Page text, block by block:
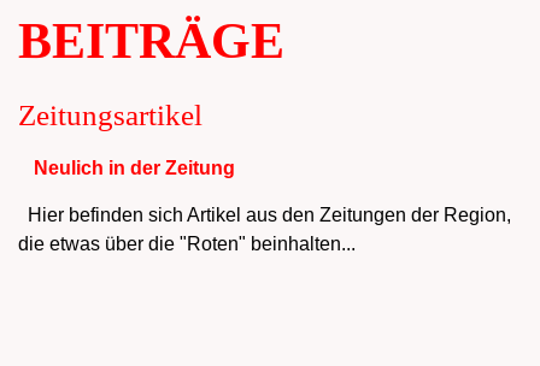
BEITRÄGE
Zeitungsartikel
Neulich in der Zeitung
Hier befinden sich Artikel aus den Zeitungen der Region,
die etwas über die "Roten" beinhalten...